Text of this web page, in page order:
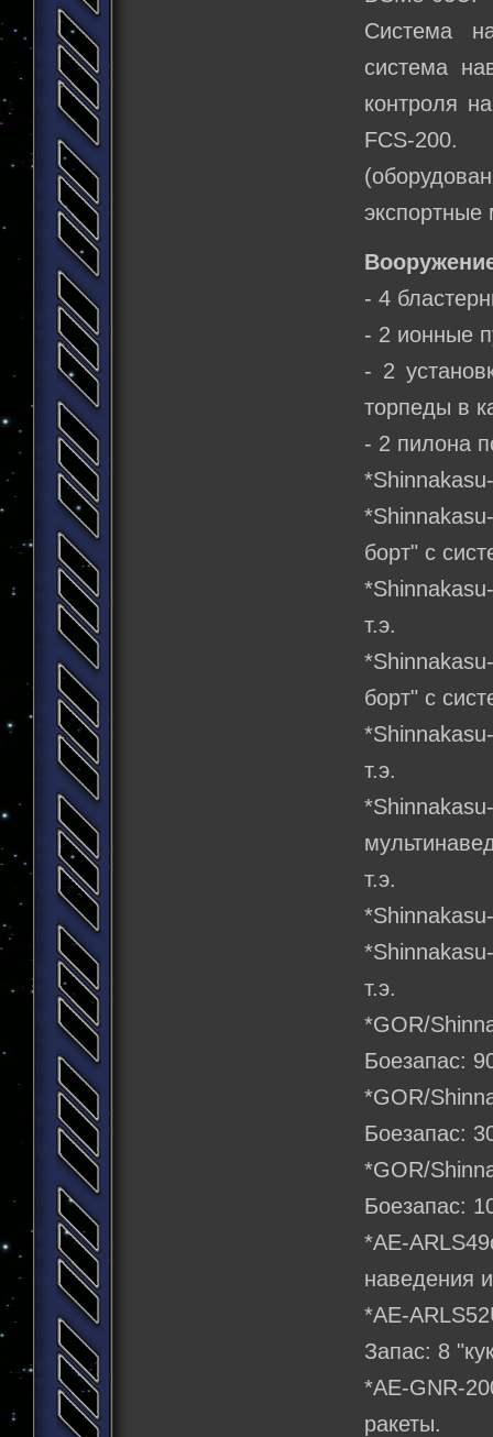
Система
система
контроля
FCS-200.
экспортные
- 4
- 2 ионные
- 2
торпеды в
- 2 пилона
борт" с
т.э.
борт" с
т.э.
т.э.
т.э.
*GOR/
Боезапас:
*GOR/
Боезапас:
*GOR/
Боезапас:
*AE-
наведения
*AE-
Запас: 8
*АЕ-GNR-
ракеты.